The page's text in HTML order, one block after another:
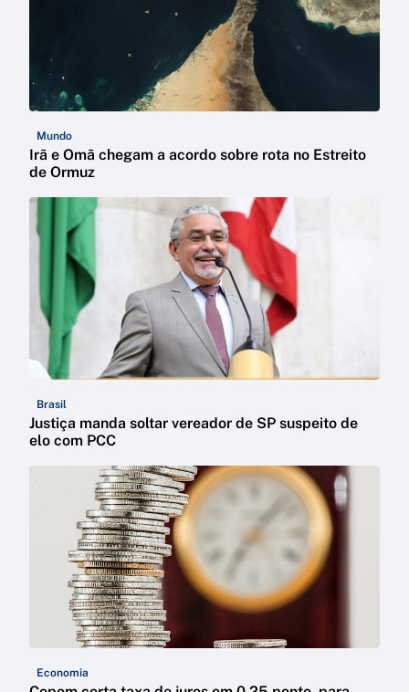
Mundo
Irã e Omã chegam a acordo sobre rota no Estreito
de Ormuz
Brasil
Justiça manda soltar vereador de SP suspeito de
elo com PCC
Economia